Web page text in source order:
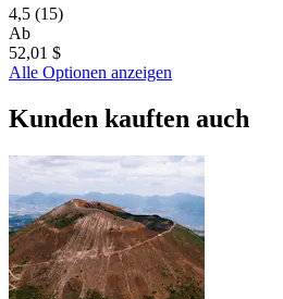
4,5 (15)
Ab
52,01 $
Alle Optionen anzeigen
Kunden kauften auch